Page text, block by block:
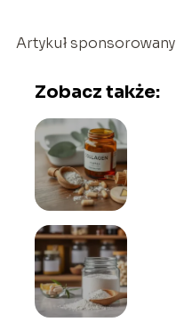
Artykuł sponsorowany
Zobacz także: